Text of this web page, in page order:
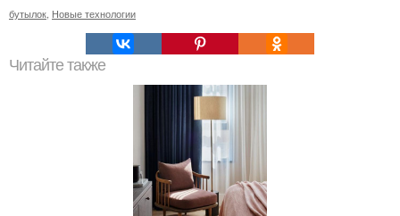
бутылок Новые технологии
Читайте также